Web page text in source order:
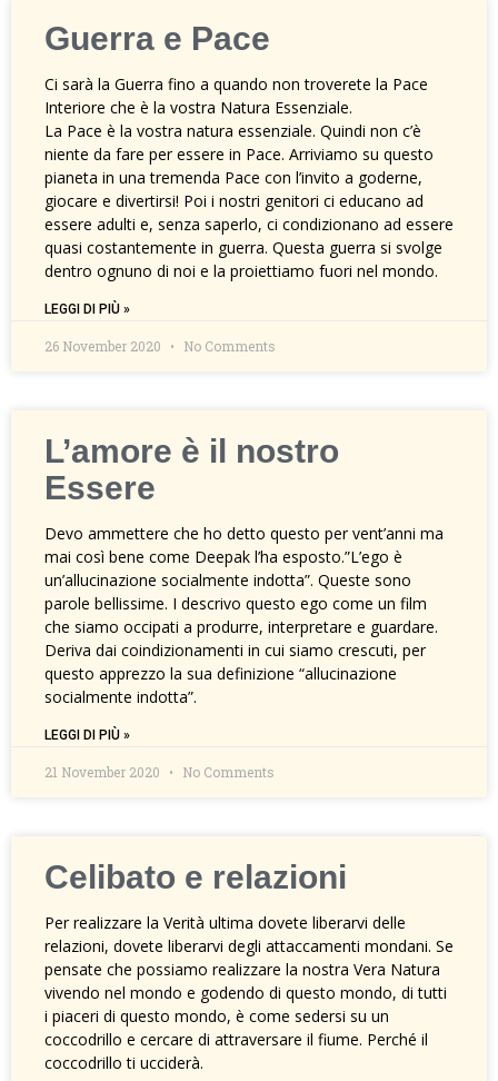
Guerra e Pace
Ci sarà la Guerra fino a quando non troverete la Pace
Interiore che è la vostra Natura Essenziale.
La Pace è la vostra natura essenziale. Quindi non c’è
niente da fare per essere in Pace. Arriviamo su questo
pianeta in una tremenda Pace con l’invito a goderne,
giocare e divertirsi! Poi i nostri genitori ci educano ad
essere adulti e, senza saperlo, ci condizionano ad essere
quasi costantemente in guerra. Questa guerra si svolge
dentro ognuno di noi e la proiettiamo fuori nel mondo.
LEGGI DI PIÙ »
26 November 2020 No Comments
L’amore è il nostro
Essere
Devo ammettere che ho detto questo per vent’anni ma
mai così bene come Deepak l’ha esposto.”L’ego è
un’allucinazione socialmente indotta”. Queste sono
parole bellissime. I descrivo questo ego come un film
che siamo occipati a produrre, interpretare e guardare.
Deriva dai coindizionamenti in cui siamo crescuti, per
questo apprezzo la sua definizione “allucinazione
socialmente indotta”.
LEGGI DI PIÙ »
21 November 2020 No Comments
Celibato e relazioni
Per realizzare la Verità ultima dovete liberarvi delle
relazioni, dovete liberarvi degli attaccamenti mondani. Se
pensate che possiamo realizzare la nostra Vera Natura
vivendo nel mondo e godendo di questo mondo, di tutti
i piaceri di questo mondo, è come sedersi su un
coccodrillo e cercare di attraversare il fiume. Perché il
coccodrillo ti ucciderà.